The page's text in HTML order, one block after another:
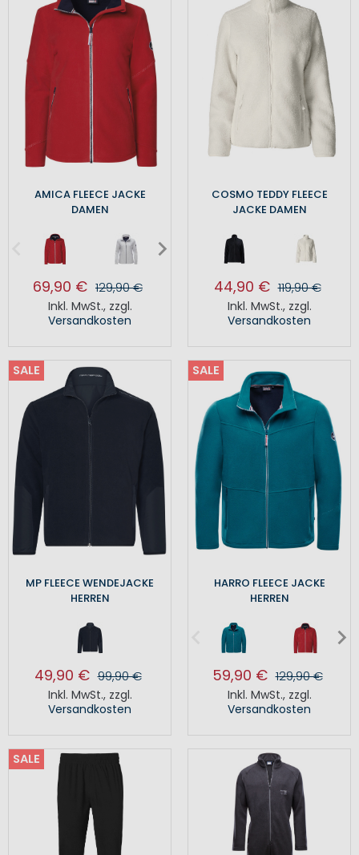
AMICA FLEECE JACKE
DAMEN
69,90 € 129,90 €
Inkl. MwSt., zzgl.
Versandkosten
COSMO TEDDY FLEECE
JACKE DAMEN
44,90 € 119,90 €
Inkl. MwSt., zzgl.
Versandkosten
SALE
MP FLEECE WENDEJACKE
HERREN
49,90 € 99,90 €
Inkl. MwSt., zzgl.
Versandkosten
SALE
HARRO FLEECE JACKE
HERREN
59,90 € 129,90 €
Inkl. MwSt., zzgl.
Versandkosten
SALE